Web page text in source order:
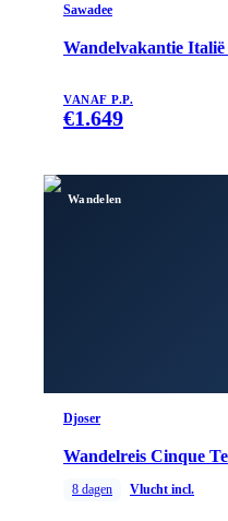
Sawadee
Wandelvakantie
VANAF P.P.
€1.649
Wandelen
Djoser
Wandelreis Cinque
8 dagen Vlucht incl.